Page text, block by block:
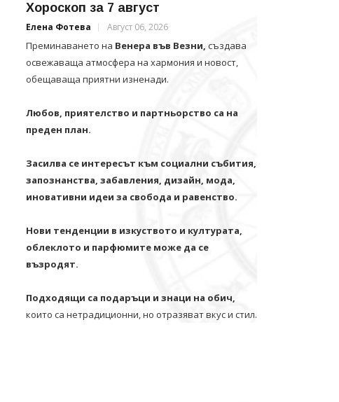
Хороскоп за 7 август
Елена Фотева Август 06, 2026
Преминаването на Венера във Везни, създава
освежаваща атмосфера на хармония и новост,
обещаваща приятни изненади.
Любов, приятелство и партньорство са на
преден план.
Засилва се интересът към социални събития,
запознанства, забавления, дизайн, мода,
иновативни идеи за свобода и равенство.
Нови тенденции в изкуството и културата,
облеклото и парфюмите може да се
възродят.
Подходящи са подаръци и знаци на обич,
които са нетрадиционни, но отразяват вкус и стил.